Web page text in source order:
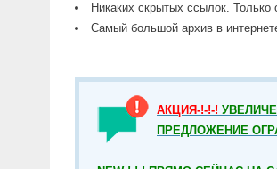
Никаких скрытых ссылок.
Самый большой архив в
АКЦИЯ-!-!-!
ПРЕДЛОЖЕНИЕ